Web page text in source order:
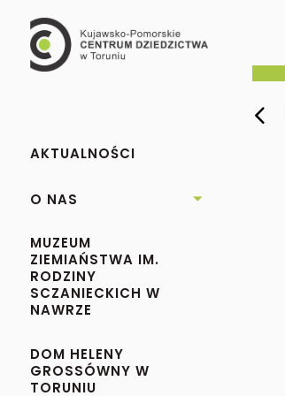
AKTUALNOŚCI
O NAS 
MUZEUM
ZIEMIAŃSTWA IM.
RODZINY
SCZANIECKICH W
NAWRZE
DOM HELENY
GROSSÓWNY W
TORUNIU
